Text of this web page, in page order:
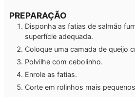
PREPARAÇÃO
Disponha as fatias de salmão
superfície adequada.
Coloque uma camada de queijo
Polvilhe com cebolinho.
Enrole as fatias.
Corte em rolinhos mais